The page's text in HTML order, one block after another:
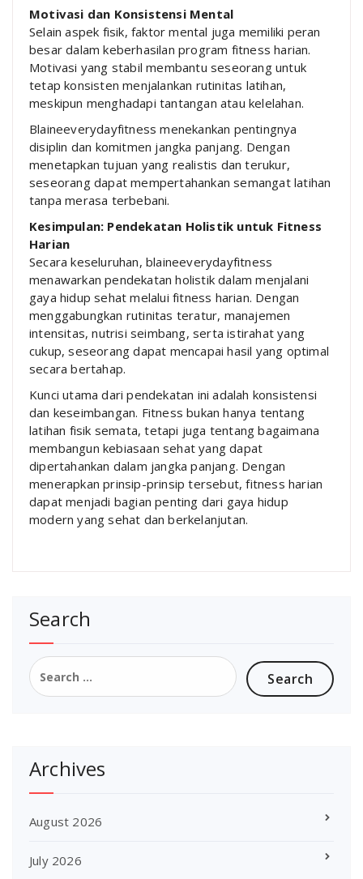
Motivasi dan Konsistensi Mental
Selain aspek fisik, faktor mental juga memiliki peran
besar dalam keberhasilan program fitness harian.
Motivasi yang stabil membantu seseorang untuk
tetap konsisten menjalankan rutinitas latihan,
meskipun menghadapi tantangan atau kelelahan.
Blaineeverydayfitness menekankan pentingnya
disiplin dan komitmen jangka panjang. Dengan
menetapkan tujuan yang realistis dan terukur,
seseorang dapat mempertahankan semangat latihan
tanpa merasa terbebani.
Kesimpulan: Pendekatan Holistik untuk Fitness
Harian
Secara keseluruhan, blaineeverydayfitness
menawarkan pendekatan holistik dalam menjalani
gaya hidup sehat melalui fitness harian. Dengan
menggabungkan rutinitas teratur, manajemen
intensitas, nutrisi seimbang, serta istirahat yang
cukup, seseorang dapat mencapai hasil yang optimal
secara bertahap.
Kunci utama dari pendekatan ini adalah konsistensi
dan keseimbangan. Fitness bukan hanya tentang
latihan fisik semata, tetapi juga tentang bagaimana
membangun kebiasaan sehat yang dapat
dipertahankan dalam jangka panjang. Dengan
menerapkan prinsip-prinsip tersebut, fitness harian
dapat menjadi bagian penting dari gaya hidup
modern yang sehat dan berkelanjutan.
Search
Search
for:
Archives
August 2026
July 2026